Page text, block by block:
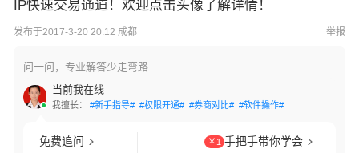
IP快速交易通道！欢迎点击头像了解详情！
发布于2017-3-20 20:12 成都 举报
问一问，专业解答少走弯路
当前我在线
我擅长： #新手指导# #权限开通# #券商对比# #软件操作#
免费追问 ￥1 手把手带你学会